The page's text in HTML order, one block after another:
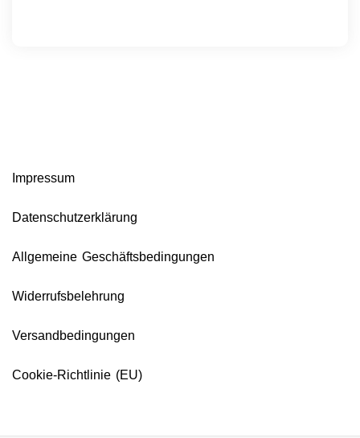
Impressum
Datenschutzerklärung
Allgemeine Geschäftsbedingungen
Widerrufsbelehrung
Versandbedingungen
Cookie-Richtlinie (EU)